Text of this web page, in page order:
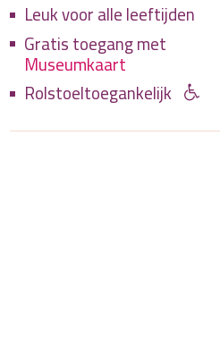
Leuk voor alle leeftijden
Gratis toegang met
Museumkaart
Rolstoeltoegankelijk